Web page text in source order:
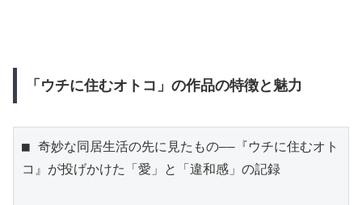
「ウチに住むオトコ」の作品の特徴と魅力
■ 奇妙な同居生活の先に見たもの――『ウチに住むオト
コ』が投げかけた「愛」と「違和感」の記録